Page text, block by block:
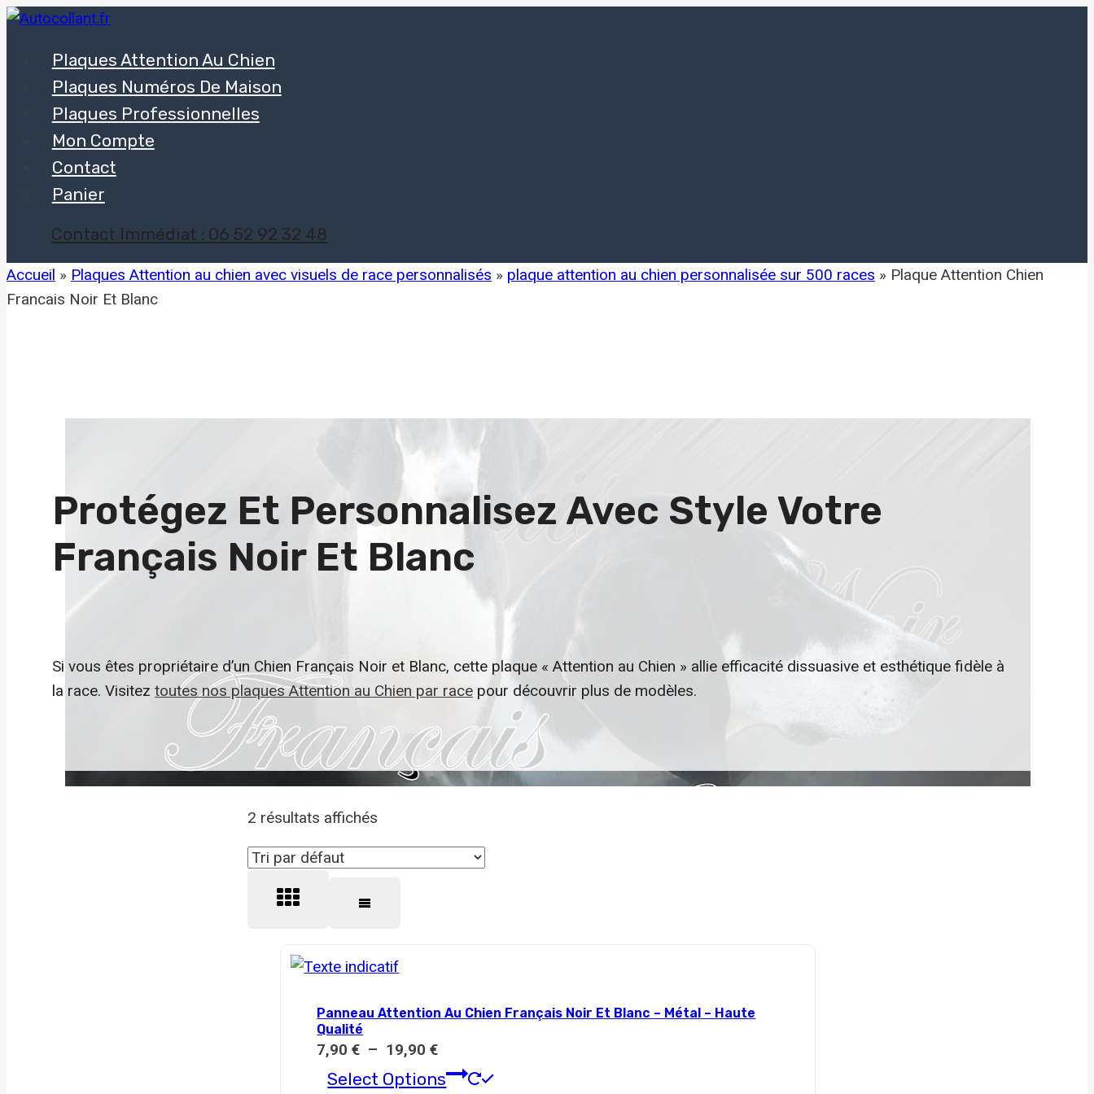
Aller
contenuPlaques Attention Au Chien
Plaques Numéros De Maison
Plaques Professionnelles
Mon Compte
Contact
Panier
Contact Immédiat : 06 52 92 32 48
Accueil » Plaques Attention au chien avec visuels de race personnalisés » plaque attention au chien personnalisée sur 500 races » Plaque Attention Chien
Francais Noir Et Blanc
Protégez Et Personnalisez Avec Style Votre
Français Noir Et Blanc
Si vous êtes propriétaire d’un Chien Français Noir et Blanc, cette plaque « Attention au Chien » allie efficacité dissuasive et esthétique fidèle à
la race. Visitez toutes nos plaques Attention au Chien par race pour découvrir plus de modèles.
2 résultats affichés
Panneau Attention Au Chien Français Noir Et Blanc – Métal – Haute
Qualité
7,90€ – 19,90€Plage
de
Select Options